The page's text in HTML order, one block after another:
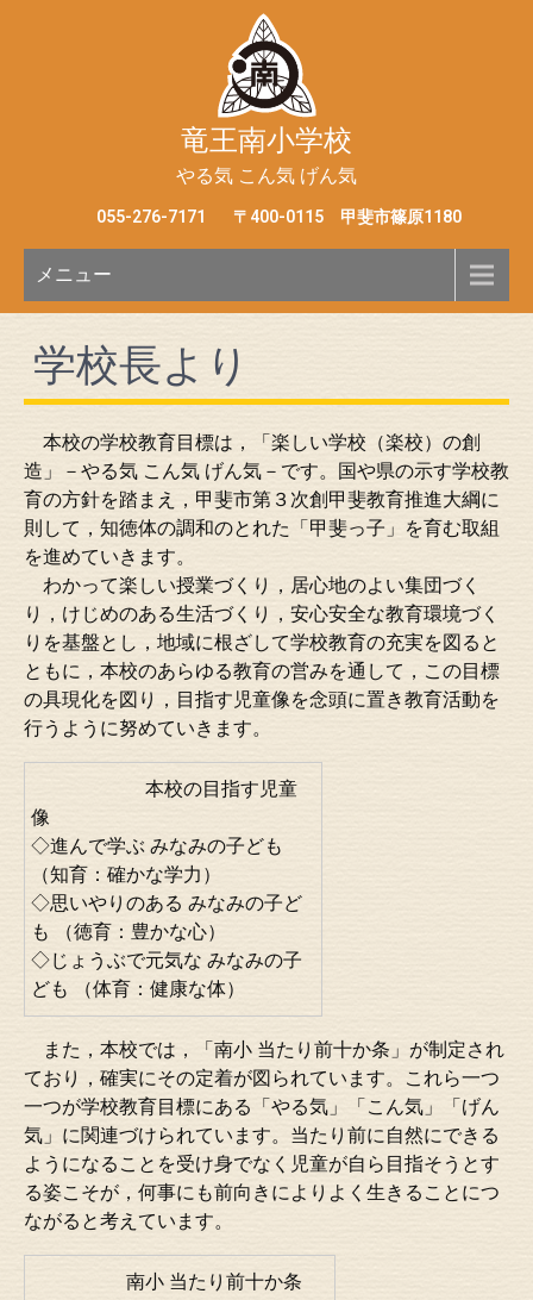
竜王南小学校
やる気 こん気 げん気
055-276-7171 〒400-0115 甲斐市篠原1180
メニュー
学校長より
本校の学校教育目標は，「楽しい学校（楽校）の創
造」－やる気 こん気 げん気－です。国や県の示す学校教
育の方針を踏まえ，甲斐市第３次創甲斐教育推進大綱に
則して，知徳体の調和のとれた「甲斐っ子」を育む取組
を進めていきます。
わかって楽しい授業づくり，居心地のよい集団づく
り，けじめのある生活づくり，安心安全な教育環境づく
りを基盤とし，地域に根ざして学校教育の充実を図ると
ともに，本校のあらゆる教育の営みを通して，この目標
の具現化を図り，目指す児童像を念頭に置き教育活動を
行うように努めていきます。
本校の目指す児童
像
◇進んで学ぶ みなみの子ども
（知育：確かな学力）
◇思いやりのある みなみの子ど
も （徳育：豊かな心）
◇じょうぶで元気な みなみの子
ども （体育：健康な体）
また，本校では，「南小 当たり前十か条」が制定され
ており，確実にその定着が図られています。これら一つ
一つが学校教育目標にある「やる気」「こん気」「げん
気」に関連づけられています。当たり前に自然にできる
ようになることを受け身でなく児童が自ら目指そうとす
る姿こそが，何事にも前向きによりよく生きることにつ
ながると考えています。
南小 当たり前十か条